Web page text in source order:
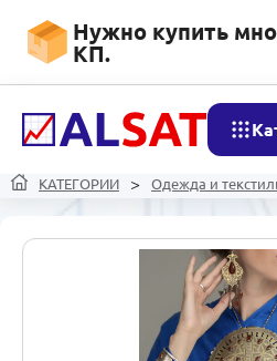
Нужно купить
КП.
КАТЕГОРИИ Одежда и